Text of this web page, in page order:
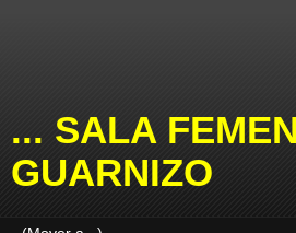
... SALA
GUARNIZO